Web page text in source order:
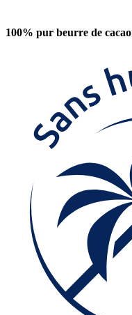
100% pur beurre de cacao